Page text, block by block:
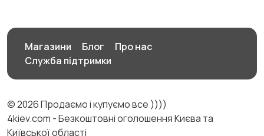
Магазини Блог
Про нас
Служба підтримки
© 2026 Продаємо і купуємо все ))))
4kiev.com - Безкоштовні оголошення Києва та
Київської області